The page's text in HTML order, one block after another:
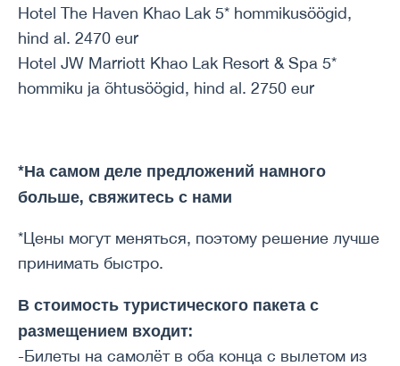
Hotel The Haven Khao Lak 5* hommikusöögid,
hind al. 2470 eur
Hotel JW Marriott Khao Lak Resort & Spa 5*
hommiku ja õhtusöögid, hind al. 2750 eur
*На самом деле предложений намного
больше, свяжитесь с нами
*Цены могут меняться, поэтому решение лучше
принимать быстро.
В стоимость туристического пакета с
размещением входит:
-Билеты на самолёт в оба конца с вылетом из